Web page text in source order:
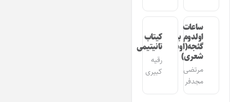
ساعات
اولدوم بیر
گئجه(اوشاق
شعری)
مرتضی
مجدفر
کیتاب
تانیتیمی
رقیه
کبیری